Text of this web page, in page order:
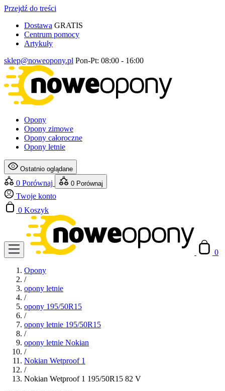
Przejdź do treści
Dostawa GRATIS
Centrum pomocy
Artykuły
sklep@noweopony.pl Pon-Pt: 08:00 - 16:00
Opony
Opony zimowe
Opony całoroczne
Opony letnie
Ostatnio oglądane
0 Porównaj 0 Porównaj
Twoje konto
0 Koszyk
0
Opony
/
opony letnie
/
opony 195/50R15
/
opony letnie 195/50R15
/
opony letnie Nokian
/
Nokian Wetproof 1
/
Nokian Wetproof 1 195/50R15 82 V